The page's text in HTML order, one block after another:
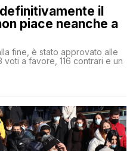
il
piace neanche a
fine, è stato approvato alle
voti a favore, 116 contrari e un